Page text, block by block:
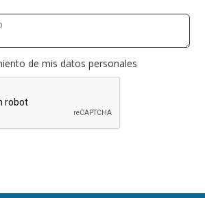
de mis datos personales